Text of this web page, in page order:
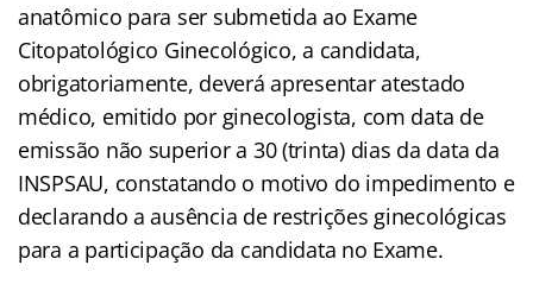
anatômico para ser submetida ao Exame
Citopatológico Ginecológico, a candidata,
obrigatoriamente, deverá apresentar atestado
médico, emitido por ginecologista, com data de
emissão não superior a 30 (trinta) dias da data da
INSPSAU, constatando o motivo do impedimento e
declarando a ausência de restrições ginecológicas
para a participação da candidata no Exame.